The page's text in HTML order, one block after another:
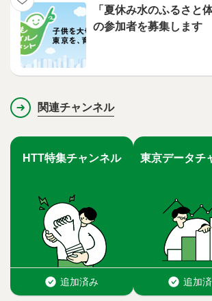
「夏休み水のふるさと
の参加者を募集します
関連チャンネル